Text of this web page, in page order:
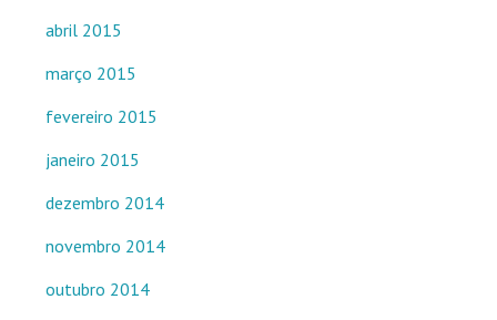
abril 2015
março 2015
fevereiro 2015
janeiro 2015
dezembro 2014
novembro 2014
outubro 2014